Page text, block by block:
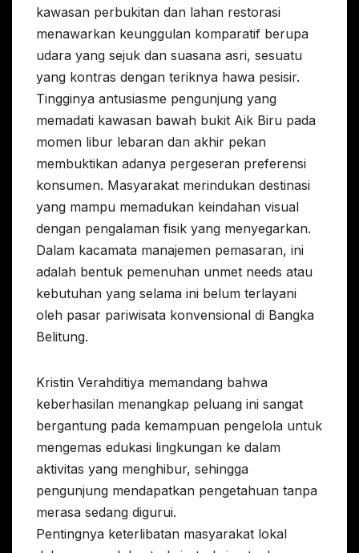
kawasan perbukitan dan lahan restorasi
menawarkan keunggulan komparatif berupa
udara yang sejuk dan suasana asri, sesuatu
yang kontras dengan teriknya hawa pesisir.
Tingginya antusiasme pengunjung yang
memadati kawasan bawah bukit Aik Biru pada
momen libur lebaran dan akhir pekan
membuktikan adanya pergeseran preferensi
konsumen. Masyarakat merindukan destinasi
yang mampu memadukan keindahan visual
dengan pengalaman fisik yang menyegarkan.
Dalam kacamata manajemen pemasaran, ini
adalah bentuk pemenuhan unmet needs atau
kebutuhan yang selama ini belum terlayani
oleh pasar pariwisata konvensional di Bangka
Belitung.
Kristin Verahditiya memandang bahwa
keberhasilan menangkap peluang ini sangat
bergantung pada kemampuan pengelola untuk
mengemas edukasi lingkungan ke dalam
aktivitas yang menghibur, sehingga
pengunjung mendapatkan pengetahuan tanpa
merasa sedang digurui.
Pentingnya keterlibatan masyarakat lokal